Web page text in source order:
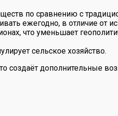
по сравнению с
ежегодно, в отличие от
что уменьшает
сельское хозяйство.
дополнительные